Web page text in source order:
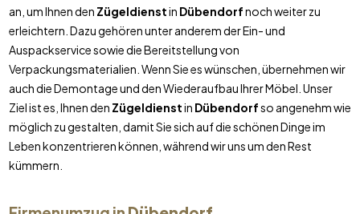
an, um Ihnen den Zügeldienstin Dübendorfnoch weiter zu
erleichtern. Dazu gehören unter anderem der Ein- und
Auspackservice sowie die Bereitstellung von
Verpackungsmaterialien. Wenn Sie es wünschen, übernehmen wir
auch die Demontage und den Wiederaufbau Ihrer Möbel. Unser
Ziel ist es, Ihnen den Zügeldienstin Dübendorfso angenehm wie
möglich zu gestalten, damit Sie sich auf die schönen Dinge im
Leben konzentrieren können, während wir uns um den Rest
kümmern.